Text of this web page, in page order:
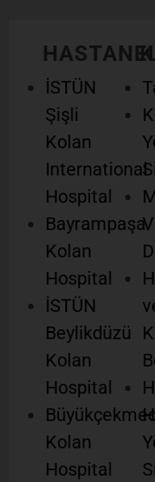
İSTÜN
Şişli
Kolan
International
Hospital
Bayrampaşa
Kolan
Hospital
İSTÜN
Beylikdüzü
Kolan
Hospital
Kolan
Hospital